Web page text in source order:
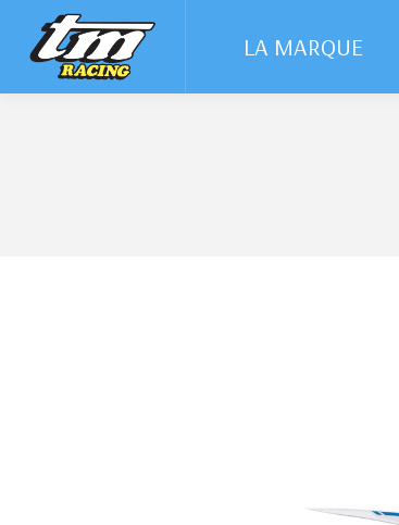
LA MARQUE
LA MARQUE